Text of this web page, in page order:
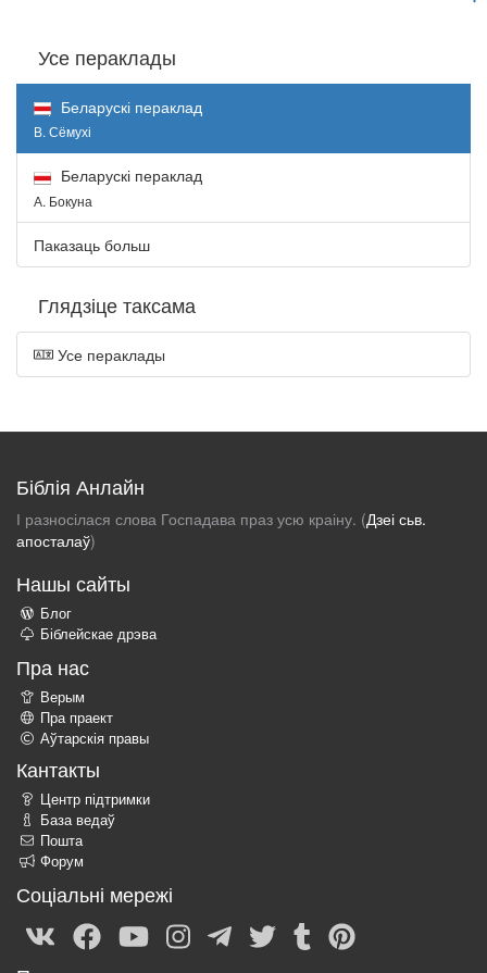
Усе пераклады
Беларускі пераклад
В. Сёмухі
Беларускі пераклад
А. Бокуна
Паказаць больш
Глядзіце таксама
Усе пераклады
Біблія Анлайн
І разносілася слова Госпадава праз усю краіну. (Дзеі сьв.
апосталаў)
Нашы сайты
Блог
Біблейскае дрэва
Пра нас
Верым
Пра праект
Аўтарскія правы
Кантакты
Центр підтримки
База ведаў
Пошта
Форум
Соціальні мережі